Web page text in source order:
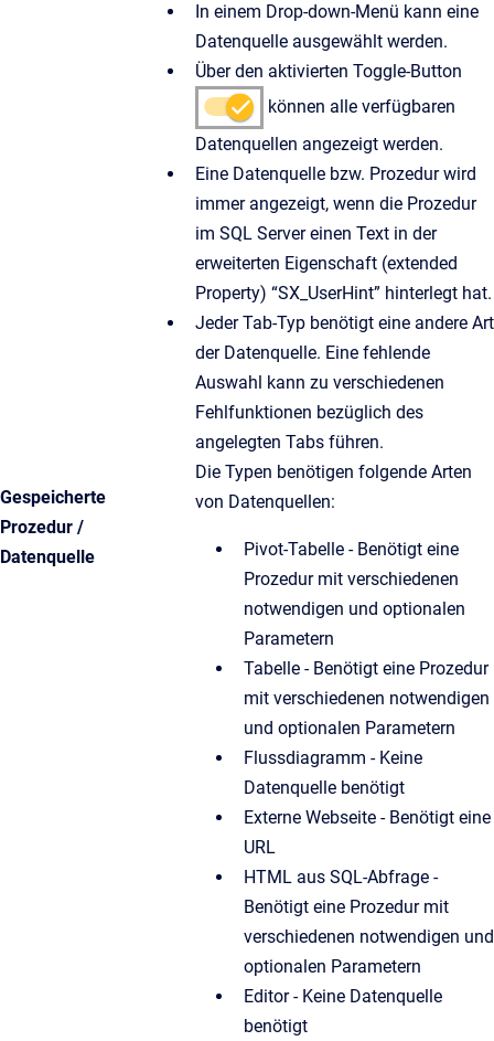
Gespeicherte
Prozedur /
Datenquelle
In einem Drop-down-Menü kann eine
Datenquelle ausgewählt werden.
Über den aktivierten Toggle-Button
können alle verfügbaren
Datenquellen angezeigt werden.
Eine Datenquelle bzw. Prozedur wird
immer angezeigt, wenn die Prozedur
im SQL Server einen Text in der
erweiterten Eigenschaft (extended
Property) “SX_UserHint” hinterlegt hat.
Jeder Tab-Typ benötigt eine andere Art
der Datenquelle. Eine fehlende
Auswahl kann zu verschiedenen
Fehlfunktionen bezüglich des
angelegten Tabs führen.
Die Typen benötigen folgende Arten
von Datenquellen:
Pivot-Tabelle - Benötigt eine
Prozedur mit verschiedenen
notwendigen und optionalen
Parametern
Tabelle - Benötigt eine Prozedur
mit verschiedenen notwendigen
und optionalen Parametern
Flussdiagramm - Keine
Datenquelle benötigt
Externe Webseite - Benötigt eine
URL
HTML aus SQL-Abfrage -
Benötigt eine Prozedur mit
verschiedenen notwendigen und
optionalen Parametern
Editor - Keine Datenquelle
benötigt